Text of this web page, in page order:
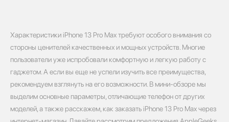
Характеристики iPhone 13 Pro Max требуют особого внимания со
стороны ценителей качественных и мощных устройств. Многие
пользователи уже испробовали комфортную и легкую работу с
гаджетом. А если вы еще не успели изучить все преимущества,
рекомендуем взглянуть на его возможности. В мини-обзоре мы
выделим основные параметры, отличающие телефон от других
моделей, а также расскажем, как заказать iPhone 13 Pro Max через